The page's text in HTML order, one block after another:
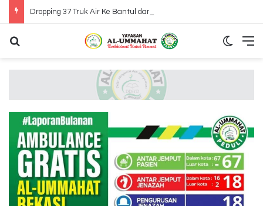
Dropping 37 Truk Air Ke Bantul dan Gunung Kidul Yogyakarta